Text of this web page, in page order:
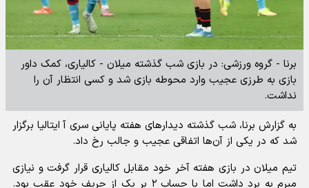
برنا - گروه ورزشی: در بازی شب گذشته میلان - کالیاری، کمک داور
بازی به طرزی عجیب وارد محوطه بازی شد و کسی انتظار آن را
نداشت.
به گزارش برنا، شب گذشته دیدارهای هفته پایانی سری آ ایتالیا برگزار
شد که در یکی از آن‌ها اتفاقی عجیب و جالب رخ داد.
تیم میلان در بازی هفته آخر خود مقابل کالیاری قرار گرفت و نیازی
مبرم به برد داشت اما با حساب ۲ بر یک از حریف خود عقب بود.